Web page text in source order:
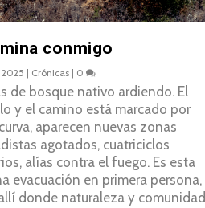
conmigo
2025 | Crónicas | 0
de bosque nativo ardiendo. El
y el camino está marcado por
aparecen nuevas zonas
agotados, cuatriciclos
alías contra el fuego. Es esta
evacuación en primera persona,
donde naturaleza y comunidad